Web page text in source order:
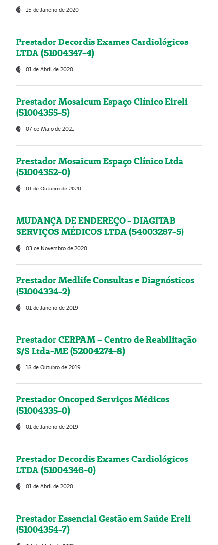
15 de Janeiro de 2020
Prestador Decordis Exames Cardiológicos
LTDA (51004347-4)
01 de Abril de 2020
Prestador Mosaicum Espaço Clínico Eireli
(51004355-5)
07 de Maio de 2021
Prestador Mosaicum Espaço Clínico Ltda
(51004352-0)
01 de Outubro de 2020
MUDANÇA DE ENDEREÇO - DIAGITAB
SERVIÇOS MÉDICOS LTDA (54003267-5)
03 de Novembro de 2020
Prestador Medlife Consultas e Diagnósticos
(51004334-2)
01 de Janeiro de 2019
Prestador CERPAM – Centro de Reabilitação
S/S Ltda-ME (52004274-8)
18 de Outubro de 2019
Prestador Oncoped Serviços Médicos
(51004335-0)
01 de Janeiro de 2019
Prestador Decordis Exames Cardiológicos
LTDA (51004346-0)
01 de Abril de 2020
Prestador Essencial Gestão em Saúde Ereli
(51004354-7)